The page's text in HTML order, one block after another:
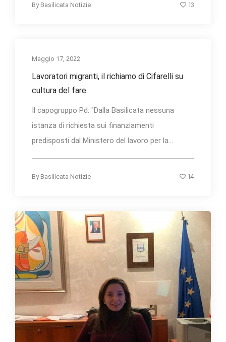
By Basilicata Notizie 13
Maggio 17, 2022
Lavoratori migranti, il richiamo di Cifarelli su
cultura del fare
Il capogruppo Pd: "Dalla Basilicata nessuna
istanza di richiesta sui finanziamenti
predisposti dal Ministero del lavoro per la...
By Basilicata Notizie 14